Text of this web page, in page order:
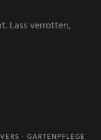
Lass verrotten,
· GARTENPFLEGE